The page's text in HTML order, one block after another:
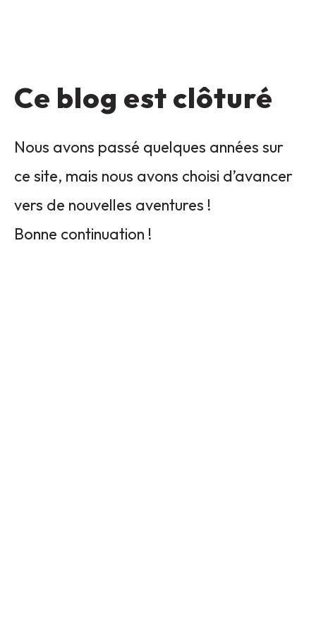
Ce blog est clôturé
Nous avons passé quelques années sur
ce site, mais nous avons choisi d’avancer
vers de nouvelles aventures !
Bonne continuation !